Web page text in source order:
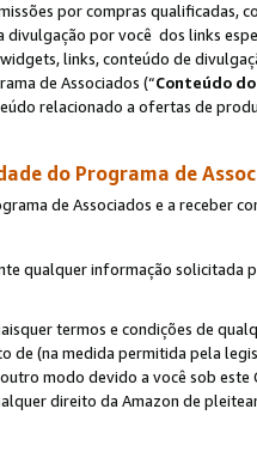
por compras qualificadas,
divulgação por você dos links
links, conteúdo de
de Associados (“Conteúdo
relacionado a ofertas de
do Programa de
de Associados e a receber
qualquer informação solicitada
termos e condições de
de (na medida permitida pela
modo devido a você sob
direito da Amazon de